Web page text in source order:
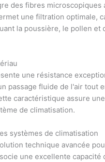
des fibres microscopiques
une filtration optimale,
la poussière, le pollen et
une résistance
passage fluide de l'air tout
caractéristique assure
de climatisation.
systèmes de climatisation
technique avancée
une excellente capacité